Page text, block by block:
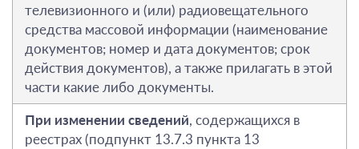
телевизионного и (или) радиовещательного
средства массовой информации (наименование
документов; номер и дата документов; срок
действия документов), а также прилагать в этой
части какие либо документы.
При изменении сведений, содержащихся в
реестрах (подпункт 13.7.3 пункта 13